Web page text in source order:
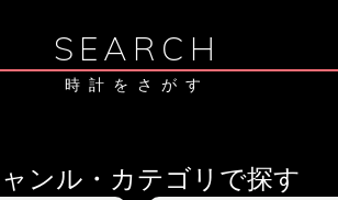
SEARCH
時計をさがす
ンル・カテゴリで探す